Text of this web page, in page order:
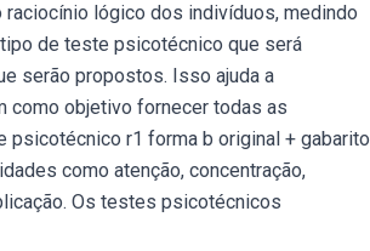
lógico dos indivíduos, medindo
de teste psicotécnico que será
serão propostos. Isso ajuda a
como objetivo fornecer todas as
psicotécnico r1 forma b original + gabarito
como atenção, concentração,
Os testes psicotécnicos